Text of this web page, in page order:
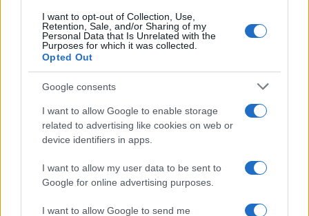
I want to opt-out of Collection, Use,
Retention, Sale, and/or Sharing of my
Personal Data that Is Unrelated with the
Purposes for which it was collected.
Opted Out
Google consents
I want to allow Google to enable storage
related to advertising like cookies on web or
device identifiers in apps.
I want to allow my user data to be sent to
Google for online advertising purposes.
I want to allow Google to send me
Sei già abbonato?
sezioneLogin
cliccandoqui
TEMI:
Affittacamere Budoni
Affittacamere San Teodoro
B&b Budoni